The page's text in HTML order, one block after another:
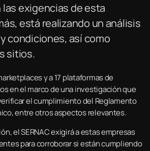
exigencias de esta
está realizando un análisis
condiciones, así como
sitios.
y a 17 plataformas de
en el marco de una investigación que
el cumplimiento del Reglamento
entre otros aspectos relevantes.
el SERNAC exigirá a estas empresas
para corroborar si están cumpliendo